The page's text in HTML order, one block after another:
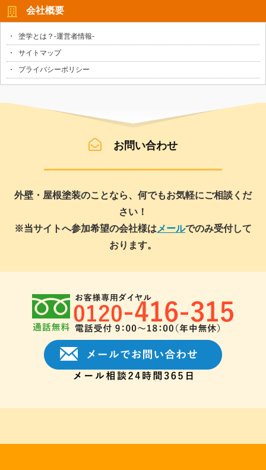
会社概要
塗学とは？-運営者情報-
サイトマップ
プライバシーポリシー
お問い合わせ
外壁・屋根塗装のことなら、何でもお気軽にご相談くだ
さい！
※当サイトへ参加希望の会社様は メールでのみ受付して
おります。